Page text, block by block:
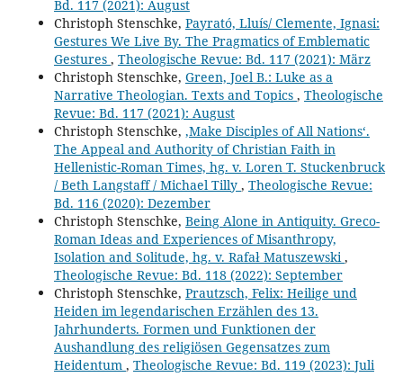
Bd. 117 (2021): August
Christoph Stenschke, Payrató, Lluís/ Clemente, Ignasi:
Gestures We Live By. The Pragmatics of Emblematic
Gestures , Theologische Revue: Bd. 117 (2021): März
Christoph Stenschke, Green, Joel B.: Luke as a
Narrative Theologian. Texts and Topics , Theologische
Revue: Bd. 117 (2021): August
Christoph Stenschke, ,Make Disciples of All Nations‘.
The Appeal and Authority of Christian Faith in
Hellenistic-Roman Times, hg. v. Loren T. Stuckenbruck
/ Beth Langstaff / Michael Tilly , Theologische Revue:
Bd. 116 (2020): Dezember
Christoph Stenschke, Being Alone in Antiquity. Greco-
Roman Ideas and Experiences of Misanthropy,
Isolation and Solitude, hg. v. Rafał Matuszewski,
Theologische Revue: Bd. 118 (2022): September
Christoph Stenschke, Prautzsch, Felix: Heilige und
Heiden im legendarischen Erzählen des 13.
Jahrhunderts. Formen und Funktionen der
Aushandlung des religiösen Gegensatzes zum
Heidentum , Theologische Revue: Bd. 119 (2023): Juli